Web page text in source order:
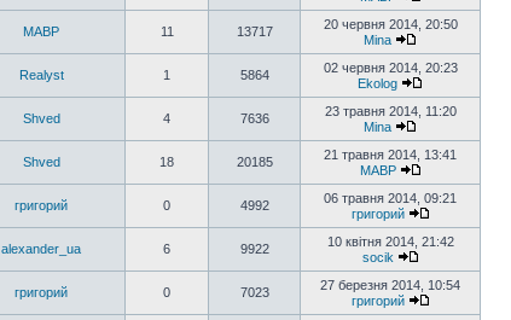
MABP 11 13717
20 червня 2014, 20:50
Mina
Realyst 1 5864
02 червня 2014, 20:23
Ekolog
Shved 4 7636
23 травня 2014, 11:20
Mina
Shved 18 20185
21 травня 2014, 13:41
MABP
григорий 0 4992
06 травня 2014, 09:21
григорий
alexander_ua 6 9922
10 квітня 2014, 21:42
socik
григорий 0 7023
27 березня 2014, 10:54
григорий